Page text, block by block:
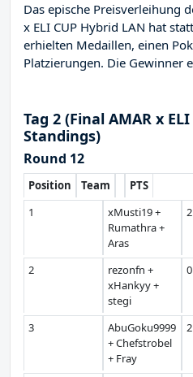
Das epische Preisverleihung
x ELI CUP Hybrid LAN hat
erhielten Medaillen, einen
Platzierungen. Die Gewinner
Tag 2 (Final AMAR x
Standings)
Round 12
Position Team
PTS
1
xMusti19 +
Rumathra +
Aras
2
2
rezonfn +
xHankyy +
stegi
0
3
AbuGoku9999
+ Chefstrobel
+ Fray
2